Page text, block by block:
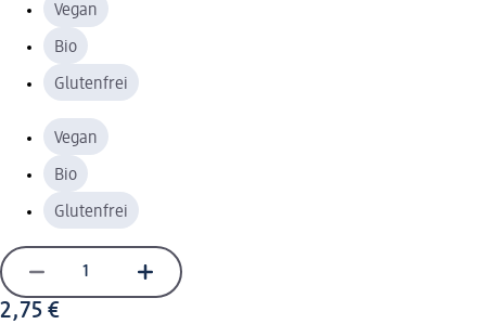
Vegan
Bio
Glutenfrei
Vegan
Bio
Glutenfrei
2,75 €